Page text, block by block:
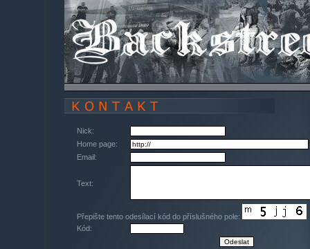
Nick:
Home page:
Email:
Text:
Přepište tento odesílací kód do příslušného pole:
Kód: